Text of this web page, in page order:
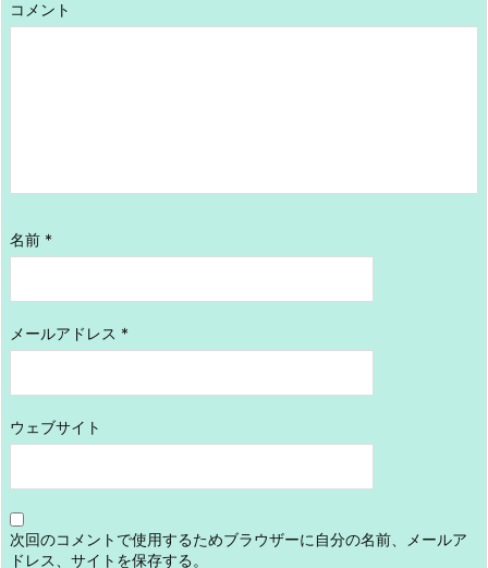
コメント
名前 *
メールアドレス *
ウェブサイト
次回のコメントで使用するためブラウザーに自分の名前、メールア
ドレス、サイトを保存する。